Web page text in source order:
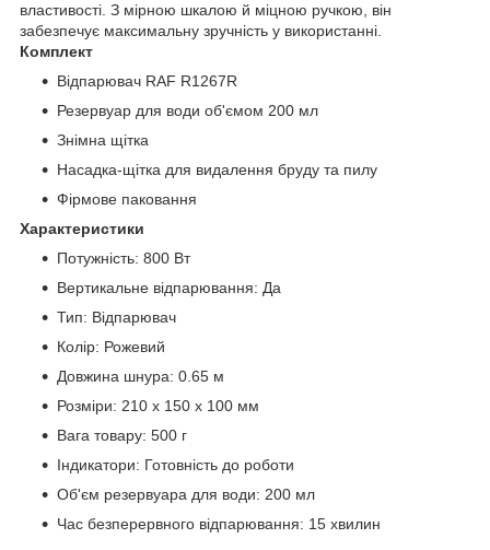
властивості. З мірною шкалою й міцною ручкою, він
забезпечує максимальну зручність у використанні.
Комплект
Відпарювач RAF R1267R
Резервуар для води об'ємом 200 мл
Знімна щітка
Насадка-щітка для видалення бруду та пилу
Фірмове паковання
Характеристики
Потужність: 800 Вт
Вертикальне відпарювання: Да
Тип: Відпарювач
Колір: Рожевий
Довжина шнура: 0.65 м
Розміри: 210 x 150 x 100 мм
Вага товару: 500 г
Індикатори: Готовність до роботи
Об'єм резервуара для води: 200 мл
Час безперервного відпарювання: 15 хвилин